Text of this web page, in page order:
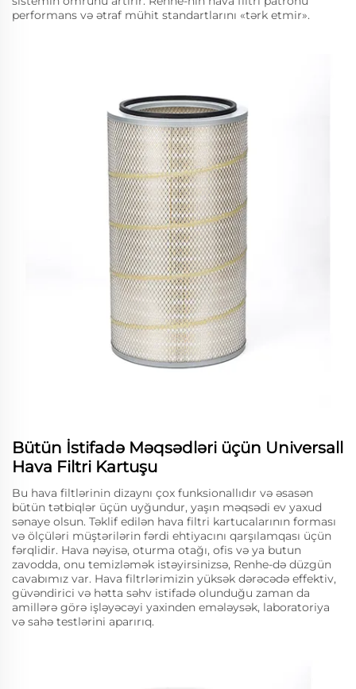
performans və ətraf mühit standartlarını «tərk etmir».
Bütün İstifadə Məqsədləri üçün Universall
Hava Filtri Kartuşu
Bu hava filtlərinin dizaynı çox funksionallıdır və əsasən
bütün tətbiqlər üçün uyğundur, yaşın məqsədi ev yaxud
sənaye olsun. Təklif edilən hava filtri kartucalarının forması
və ölçüləri müştərilərin fərdi ehtiyacını qarşılamqası üçün
fərqlidir. Hava nəyisə, oturma otağı, ofis və ya butun
zavodda, onu temizləmək istəyirsinizsə, Renhe-də düzgün
cavabımız var. Hava filtrlərimizin yüksək dərəcədə effektiv,
güvəndirici və hətta səhv istifadə olunduğu zaman da
amillərə görə işləyəcəyi yaxinden emələysək, laboratoriya
və sahə testlərini aparırıq.